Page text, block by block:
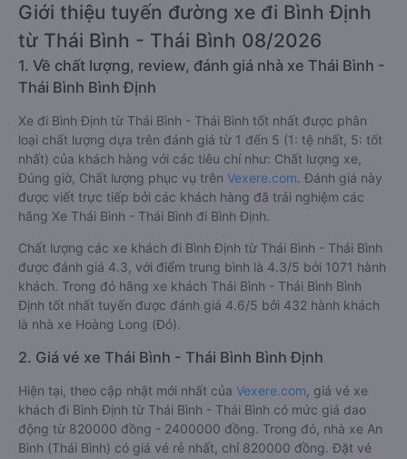
Giới thiệu tuyến đường xe đi Bình Định
từ Thái Bình - Thái Bình 08/2026
1. Về chất lượng, review, đánh giá nhà xe Thái Bình -
Thái Bình Bình Định
Xe đi Bình Định từ Thái Bình - Thái Bình tốt nhất được phân
loại chất lượng dựa trên đánh giá từ 1 đến 5 (1: tệ nhất, 5: tốt
nhất) của khách hàng với các tiêu chí như: Chất lượng xe,
Đúng giờ, Chất lượng phục vụ trên Vexere.com. Đánh giá này
được viết trực tiếp bởi các khách hàng đã trải nghiệm các
hãng Xe Thái Bình - Thái Bình đi Bình Định.
Chất lượng các xe khách đi Bình Định từ Thái Bình - Thái Bình
được đánh giá 4.3, với điểm trung bình là 4.3/5 bởi 1071 hành
khách. Trong đó hãng xe khách Thái Bình - Thái Bình Bình
Định tốt nhất tuyến được đánh giá 4.6/5 bởi 432 hành khách
là nhà xe Hoàng Long (Đỏ).
2. Giá vé xe Thái Bình - Thái Bình Bình Định
Hiện tại, theo cập nhật mới nhất của Vexere.com , giá vé xe
khách đi Bình Định từ Thái Bình - Thái Bình có mức giá dao
động từ 820000 đồng - 2400000 đồng. Trong đó, nhà xe An
Bình (Thái Bình) có giá vé rẻ nhất, chỉ 820000 đồng. Đặt vé